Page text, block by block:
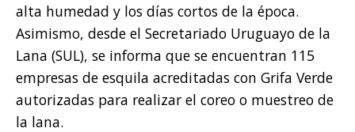
alta humedad y los días cortos de la época.
Asimismo, desde el Secretariado Uruguayo de la
Lana (SUL), se informa que se encuentran 115
empresas de esquila acreditadas con Grifa Verde
autorizadas para realizar el coreo o muestreo de
la lana.